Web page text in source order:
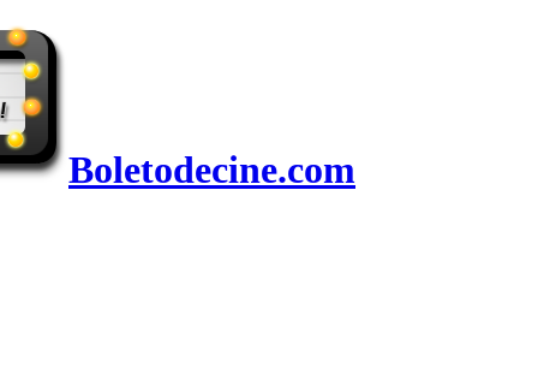
Boletodecine.com